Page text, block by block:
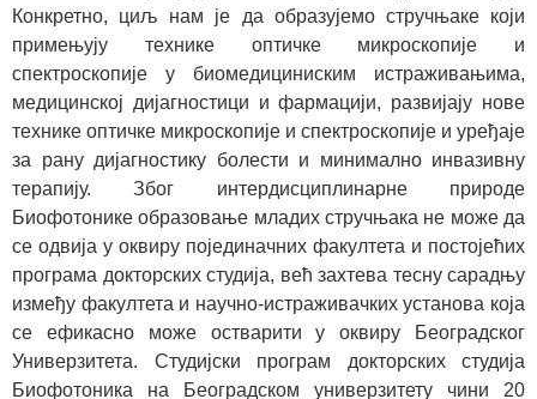
Конкретно, циљ нам је да образујемо стручњаке који
примењују технике оптичке микроскопије и
спектроскопије у биомедициниским истраживањима,
медицинској дијагностици и фармацији, развијају нове
технике оптичке микроскопије и спектроскопије и уређаје
за рану дијагностику болести и минимално инвазивну
терапију. Због интердисциплинарне природе
Биофотонике образовање младих стручњака не може да
се одвија у оквиру појединачних факултета и постојећих
програма докторских студија, већ захтева тесну сарадњу
између факултета и научно-истраживачких установа која
се ефикасно може остварити у оквиру Београдског
Универзитета. Студијски програм докторских студија
Биофотоника на Београдском универзитету чини 20